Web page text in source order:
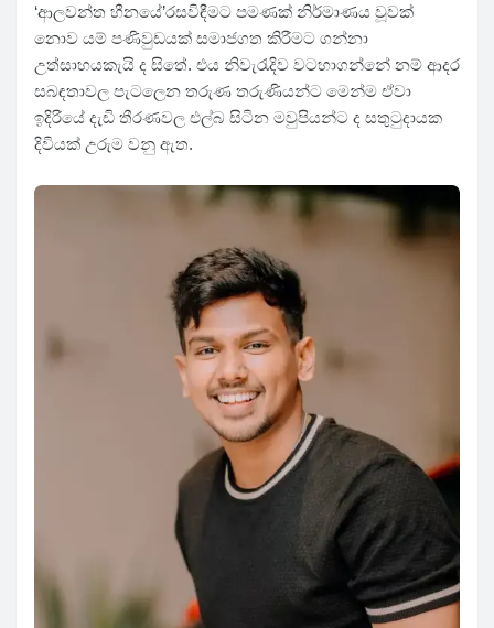
‘ආලවන්ත හීනයේ’රසවිඳීමට පමණක් නිර්මාණය වූවක්
නොව යම් පණිවුඩයක් සමාජගත කිරීමට ගන්නා
උත්සාහයකැයි ද සිතේ. එය නිවැරැදිව වටහාගන්නේ නම් ආදර
සබඳතාවල පැටලෙන තරුණ තරුණියන්ට මෙන්ම ඒවා
ඉදිරියේ දැඩි තීරණවල එල්බ සිටින මවුපියන්ට ද සතුටුදායක
දිවියක් උරුම වනු ඇත.